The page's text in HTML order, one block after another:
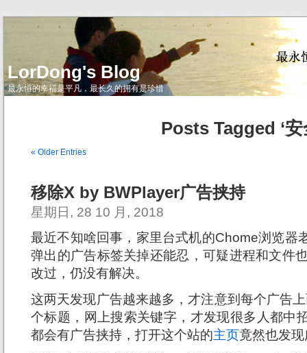
LorDong's Blog
最永恒的幸福是平凡，最长久的拥有是珍惜
Posts Tagged ‘安
« Older Entries
移除X by BWPlayer广告挟持
星期日, 28 10 月, 2018
最近不知啥回事，家里台式机的Chome浏览器
弹出的广告标签关掉还能忍，可疑进程和文件
改过，仍没有解决。
这两天发现广告越来越多，才注意到每个广告
个标题，网上搜索关键字，才发现很多人都中
都会有广告挟持，打开这个站的主页竟然也发